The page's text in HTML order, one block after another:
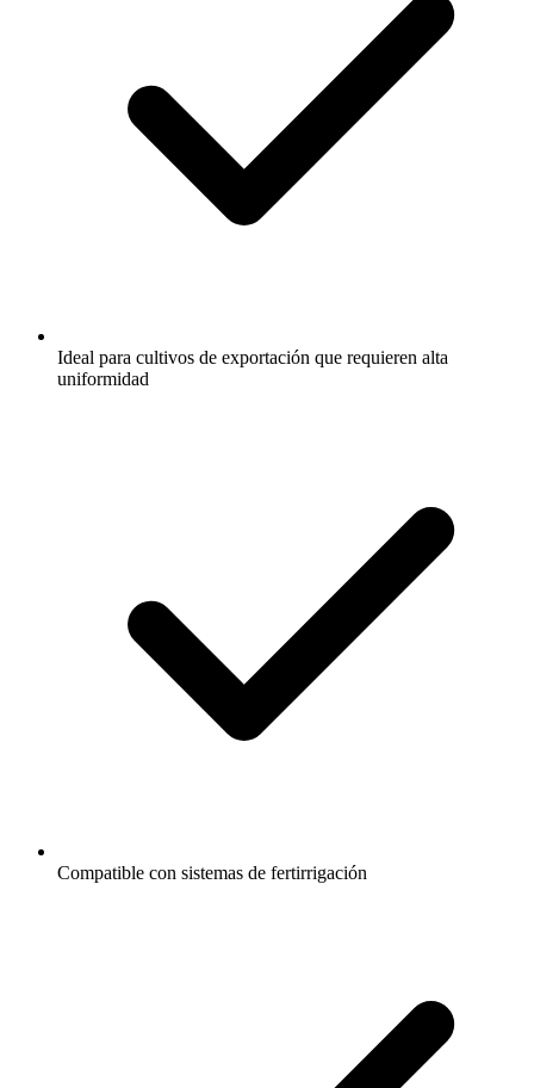
Ideal para cultivos de exportación que requieren alta
uniformidad
Compatible con sistemas de fertirrigación